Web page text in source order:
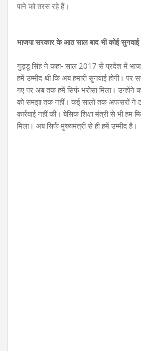
पाने को तरस रहे हैं।
भाजपा सरकार के आठ साल बाद भी कोई सुनवाई
गुड्डू सिंह ने कहा- साल 2017 से प्रदेश में
हमें उम्मीद थी कि अब हमारी सुनवाई होगी। पर
गए पर अब तक हमें सिर्फ भरोसा मिला। उन्होंने
को समझा तक नहीं। कई सालों तक अफसरों ने
कार्रवाई नहीं की। बेसिक शिक्षा मंत्री से भी हम
मिला। अब सिर्फ मुख्यमंत्री से ही हमें उम्मीद है।